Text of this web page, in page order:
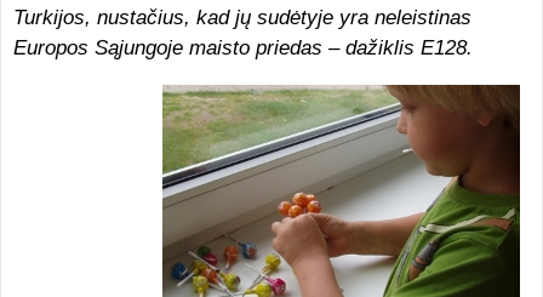
Turkijos, nustačius, kad jų sudėtyje yra neleistinas
Europos Sąjungoje maisto priedas – dažiklis E128.